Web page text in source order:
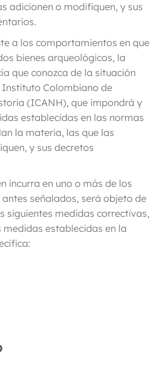
adicionen o modifiquen, y sus
a los comportamientos en que
bienes arqueológicos, la
que conozca de la situación
Colombiano de
(ICANH), que impondrá y
establecidas en las normas
la materia, las que las
y sus decretos
incurra en uno o más de los
señalados, será objeto de
siguientes medidas correctivas,
medidas establecidas en la